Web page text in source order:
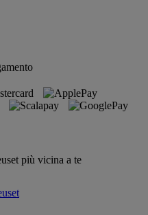
più vicina a te